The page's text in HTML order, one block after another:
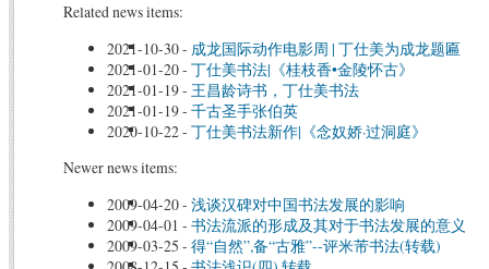
Related news items:
2021-10-30- 成龙国际动作电影周 | 丁仕美为成龙题匾
2021-01-20- 丁仕美书法|《桂枝香•金陵怀古》
2021-01-19- 王昌龄诗书，丁仕美书法
2021-01-19- 千古圣手张伯英
2020-10-22- 丁仕美书法新作|《念奴娇·过洞庭》
Newer news items:
2009-04-20- 浅谈汉碑对中国书法发展的影响
2009-04-01 - 书法流派的形成及其对于书法发展的意义
2009-03-25 - 得“自然”,备“古雅”--评米芾书法(转载)